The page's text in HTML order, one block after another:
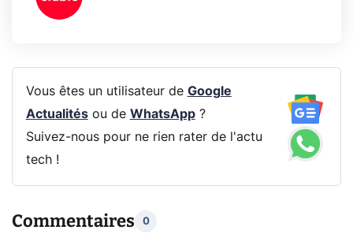
Vous êtes un utilisateur de Google
Actualitésou de WhatsApp?
Suivez-nous pour ne rien rater de l'actu
tech !
Commentaires 0